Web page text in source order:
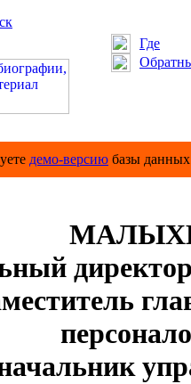
Где
демо-версию базы